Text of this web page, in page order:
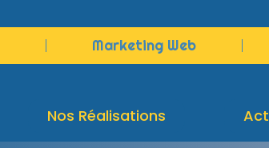
Marketing Web
Nos Réalisations